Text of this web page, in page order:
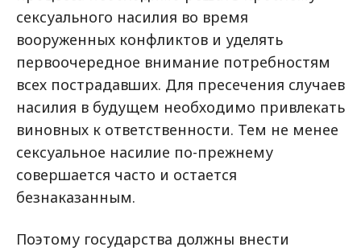
сексуального насилия во время
вооруженных конфликтов и уделять
первоочередное внимание потребностям
всех пострадавших. Для пресечения случаев
насилия в будущем необходимо привлекать
виновных к ответственности. Тем не менее
сексуальное насилие по-прежнему
совершается часто и остается
безнаказанным.
Поэтому государства должны внести